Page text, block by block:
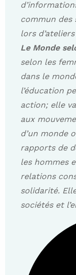
commun des
lors
Le Monde
selon les
dans le
l’éducation
action; elle
aux
d’un monde
rapports de
les hommes
relations
solidarité.
sociétés et